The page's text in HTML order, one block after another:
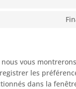
vous
les
dans la